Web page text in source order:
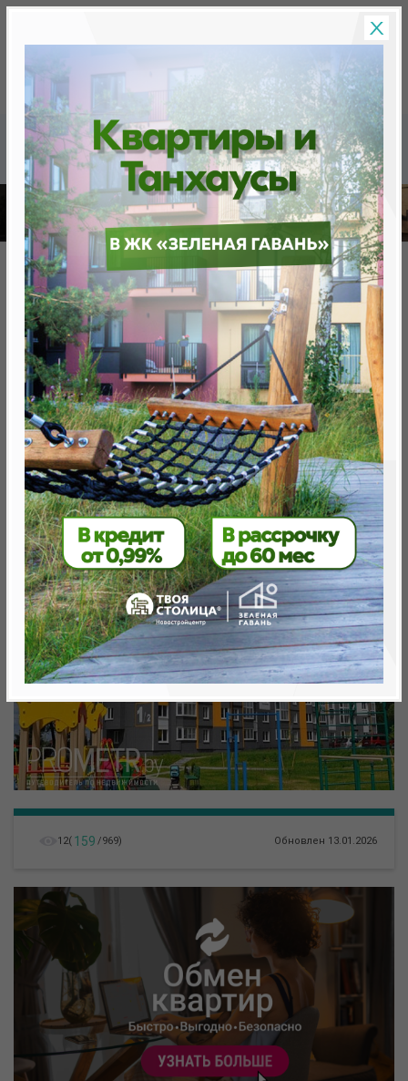
Скидки на новостройки, бонусы Готовые
Главная База новостроек Минска на ул. Ю. Семеняко
Жилой дом на ул. Ю. Семеняко
нет в продаже
Минск, Фрунзенский, ул. Семеняко
Объект реализован
12( 159 /969) Обновлен 13.01.2026